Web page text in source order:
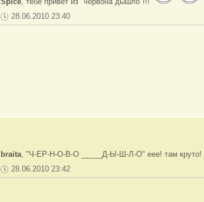
28.06.2010 23:40
braita, "Ч-ЕР-Н-О-В-О _____Д-Ы-Ш-Л-О" еее! там круто!
28.06.2010 23:42